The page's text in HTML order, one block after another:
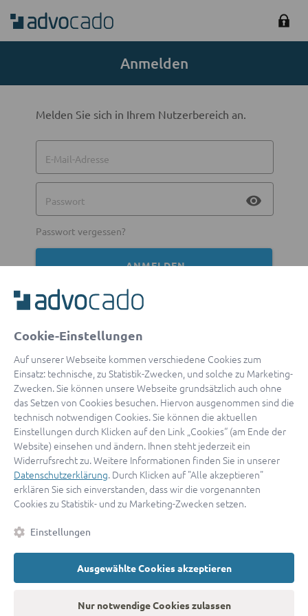
Anmelden
Melden Sie sich in Ihrem Nutzerbereich an.
E-Mail-Adresse
Passwort visibility
Passwort vergessen?
ANMELDEN
Mit Apple anmelden
Sign in with Google
By continuing, you are indicating that you accept ourTerms of
ServiceandPrivacy Policy.
Sie haben noch keinen Zugang?Hier registrieren
oder als Anwalt registrieren.
© 2026 advocado
Cookie-Einstellungen
Auf unserer Webseite kommen verschiedene Cookies zum
Einsatz: technische, zu Statistik-Zwecken, und solche zu Marketing-
Zwecken. Sie können unsere Webseite grundsätzlich auch ohne
das Setzen von Cookies besuchen. Hiervon ausgenommen sind die
technisch notwendigen Cookies. Sie können die aktuellen
Einstellungen durch Klicken auf den Link „Cookies“ (am Ende der
Website) einsehen und ändern. Ihnen steht jederzeit ein
Widerrufsrecht zu. Weitere Informationen finden Sie in unserer
Datenschutzerklärung. Durch Klicken auf "Alle akzeptieren"
erklären Sie sich einverstanden, dass wir die vorgenannten
Cookies zu Statistik- und zu Marketing-Zwecken setzen.
Einstellungen
Ausgewählte Cookies akzeptieren
Nur notwendige Cookies zulassen